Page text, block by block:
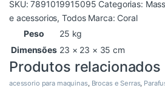
SKU:7891019915095 Categorias:
e acessorios,Todos Marca: Coral
Peso
25 kg
Dimensões 23 × 23 × 35 cm
Produtos relacionados
acessorio para maquinas, Brocas e Serras,